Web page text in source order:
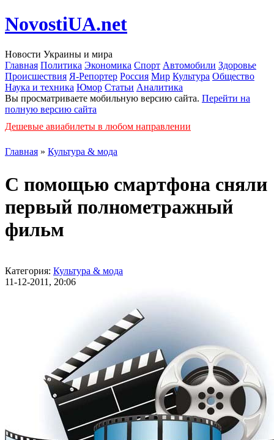
NovostiUA.net
Новости Украины и мира
Главная Политика Экономика Спорт Автомобили Здоровье
Происшествия Я-Репортер Россия Мир Культура Общество
Наука и техника Юмор Статьи Аналитика
Вы просматриваете мобильную версию сайта. Перейти на
полную версию сайта
Дешевые авиабилеты в любом направлении
Главная » Культура & мода
С помощью смартфона сняли
первый полнометражный
фильм
Категория: Культура & мода
11-12-2011, 20:06